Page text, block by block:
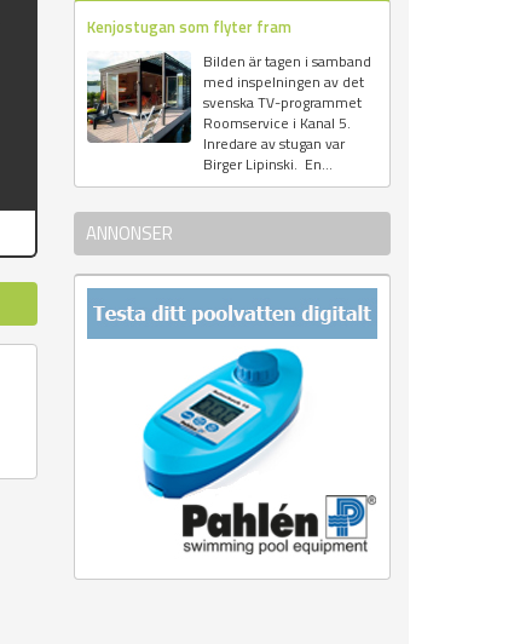
Kenjostugan som flyter fram
Bilden är tagen i samband
med inspelningen av det
svenska TV-programmet
Roomservice i Kanal 5.
Inredare av stugan var
Birger Lipinski. En...
ANNONSER